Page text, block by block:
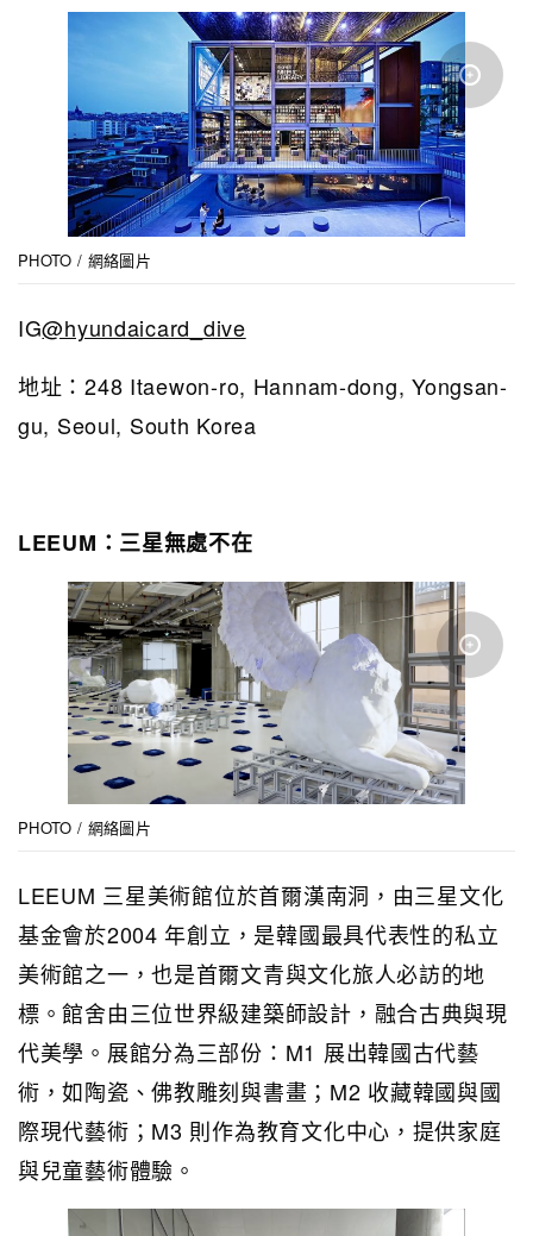
PHOTO / 網絡圖片
IG@hyundaicard_dive
地址：248 Itaewon-ro, Hannam-dong, Yongsan-
gu, Seoul, South Korea
LEEUM：三星無處不在
PHOTO / 網絡圖片
LEEUM 三星美術館位於首爾漢南洞，由三星文化
基金會於2004 年創立，是韓國最具代表性的私立
美術館之一，也是首爾文青與文化旅人必訪的地
標。館舍由三位世界級建築師設計，融合古典與現
代美學。展館分為三部份：M1 展出韓國古代藝
術，如陶瓷、佛教雕刻與書畫；M2 收藏韓國與國
際現代藝術；M3 則作為教育文化中心，提供家庭
與兒童藝術體驗。